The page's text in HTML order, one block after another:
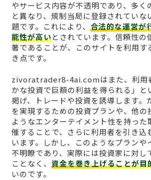
やサービス内容が不透明であり、多く
と異なり、規制当局に登録されていな
題です。これにより、 合法的な運営が
能性が高いとされています。信頼性の
著であることが、このサイトを利用す
き点です。
zivoratrader8-4ai.comはまた、利用
かな投資で巨額の利益を得られる」と
掲げ、トレードや投資を誘導します。
を実現するための投資プランや、他の
ようなエンターテイメント性を持った
催することで、さらに利用者を引き込
います。しかし、このようなプランや
不明瞭であり、実際には投資家に対し
ことなく、 資金を巻き上げることが目
いのです。